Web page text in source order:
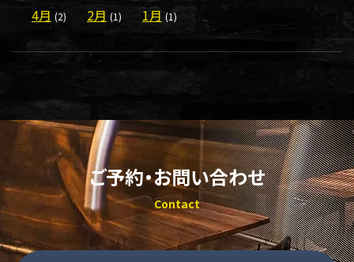
4月 (2) 2月 (1) 1月 (1)
ご予約・お問い合わせ
Contact